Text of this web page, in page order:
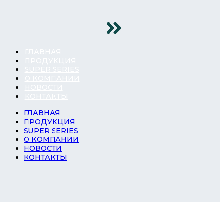
ГЛАВНАЯ
ПРОДУКЦИЯ
SUPER SERIES
О КОМПАНИИ
НОВОСТИ
КОНТАКТЫ